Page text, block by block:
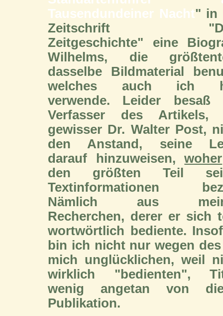
Tausendundeiner Nacht" in
Zeitschrift
Zeitgeschichte" eine
Wilhelms, die
dasselbe Bildmaterial
welches auch ich
verwende. Leider besaß
Verfasser des Artikels,
gewisser Dr. Walter Post,
den Anstand, seine
darauf hinzuweisen,woher
den größten Teil
Textinformationen
Nämlich aus
Recherchen, derer er sich
wortwörtlich bediente.
bin ich nicht nur wegen
mich unglücklichen, weil
wirklich "bedienten",
wenig angetan von
Publikation.